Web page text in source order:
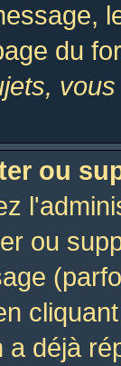
du
ou
ou
a déjà